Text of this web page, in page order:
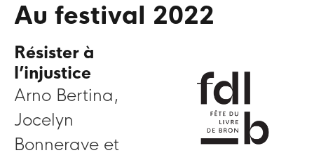
Au festival 2022
Résister à
l’injustice
Arno Bertina,
Jocelyn
Bonnerave et